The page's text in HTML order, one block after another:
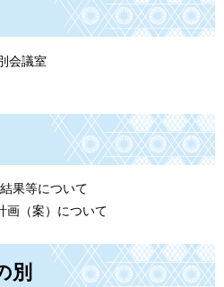
会議室
果等について
画（案）について
別